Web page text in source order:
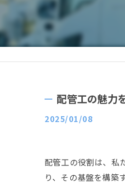
配管工の魅力
2025/01/08
配管工の役割は、私
り、その基盤を構築